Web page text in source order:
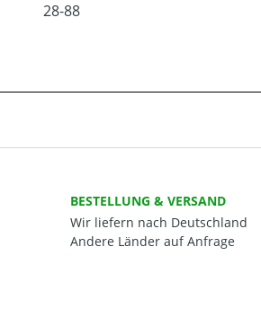
28-88
BESTELLUNG & VERSAND
Wir liefern nach Deutschland
Andere Länder auf Anfrage